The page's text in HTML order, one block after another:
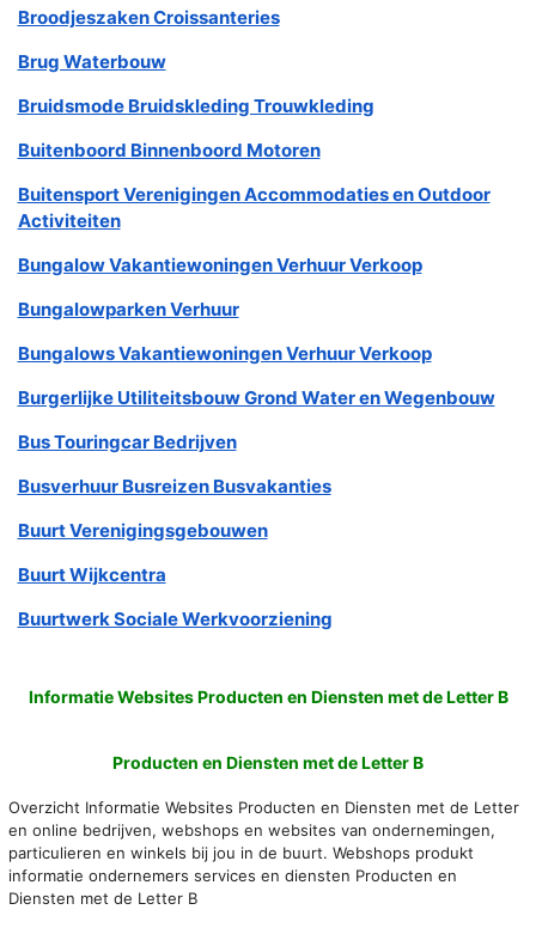
Broodjeszaken Croissanteries
Brug Waterbouw
Bruidsmode Bruidskleding Trouwkleding
Buitenboord Binnenboord Motoren
Buitensport Verenigingen Accommodaties en Outdoor
Activiteiten
Bungalow Vakantiewoningen Verhuur Verkoop
Bungalowparken Verhuur
Bungalows Vakantiewoningen Verhuur Verkoop
Burgerlijke Utiliteitsbouw Grond Water en Wegenbouw
Bus Touringcar Bedrijven
Busverhuur Busreizen Busvakanties
Buurt Verenigingsgebouwen
Buurt Wijkcentra
Buurtwerk Sociale Werkvoorziening
Informatie Websites Producten en Diensten met de Letter B
Producten en Diensten met de Letter B
Overzicht Informatie Websites Producten en Diensten met de Letter
en online bedrijven, webshops en websites van ondernemingen,
particulieren en winkels bij jou in de buurt. Webshops produkt
informatie ondernemers services en diensten Producten en
Diensten met de Letter B